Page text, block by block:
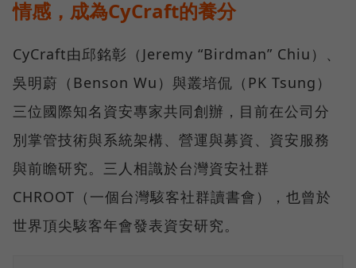
情感，成為CyCraft的養分
CyCraft由邱銘彰（Jeremy “Birdman” Chiu）、
吳明蔚（Benson Wu）與叢培侃（PK Tsung）
三位國際知名資安專家共同創辦，目前在公司分
別掌管技術與系統架構、營運與募資、資安服務
與前瞻研究。三人相識於台灣資安社群
CHROOT（一個台灣駭客社群讀書會），也曾於
世界頂尖駭客年會發表資安研究。